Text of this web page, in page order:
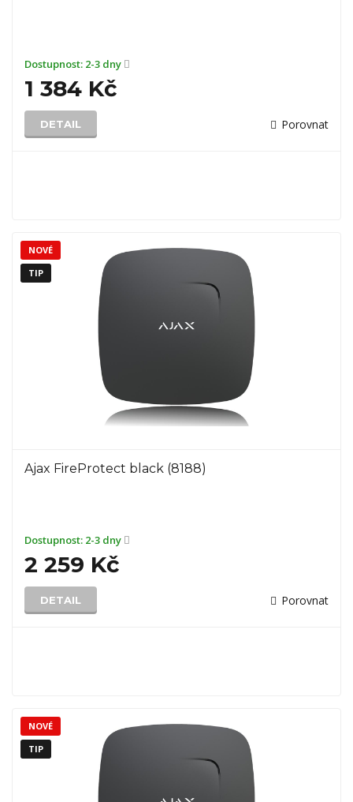
Dostupnost: 2-3 dny
1 384 Kč
DETAIL Porovnat
Ajax FireProtect black (8188)
Dostupnost: 2-3 dny
2 259 Kč
DETAIL Porovnat
NOVÉ
TIP
NOVÉ
TIP